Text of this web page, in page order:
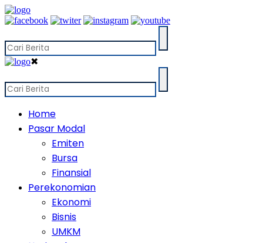
✖
Home
Pasar Modal
Emiten
Bursa
Finansial
Perekonomian
Ekonomi
Bisnis
UMKM